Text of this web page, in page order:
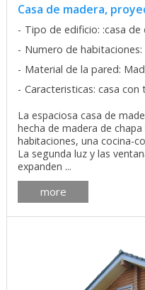
Casa de madera,
Tipo de edificio: :casa de
Numero de habitaciones:
Material de la pared:
Caracteristicas: casa con
La espaciosa casa de
hecha de madera de
habitaciones, una cocina-
La segunda luz y las
expanden ...
more